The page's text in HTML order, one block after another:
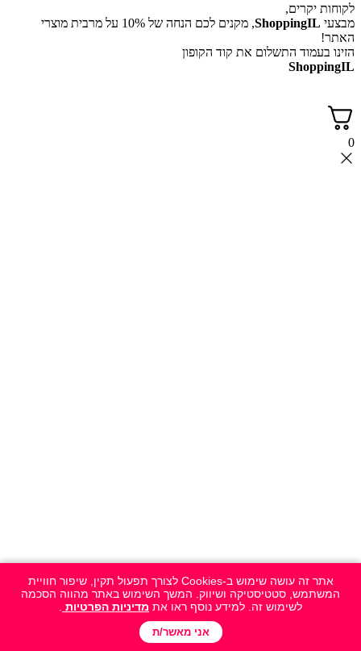
אתר זה עושה שימוש ב-Cookies לצורך תפעול תקין, שיפור חוויית
המשתמש, סטטיסטיקה ושיווק. המשך השימוש באתר מהווה הסכמה
לשימוש זה. למידע נוסף ראו את מדיניות הפרטיות
אני מאשר/ת
לקוחות יקרים,
מבצעי ShoppingIL
, מקנים לכם הנחה של 10% על מרבית מוצרי
האתר!
הזינו בעמוד התשלום את קוד הקופון
ShoppingIL
0